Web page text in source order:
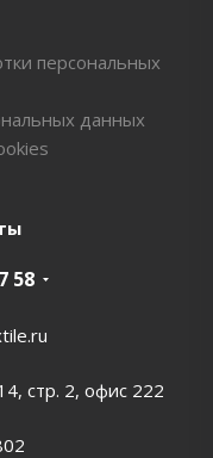
персональных
данных
58
стр. 2, офис 222